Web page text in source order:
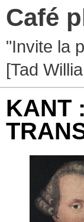
Café
"Invite la
[Tad
KANT